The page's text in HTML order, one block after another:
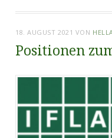
18. AUGUST 2021 VON
Positionen